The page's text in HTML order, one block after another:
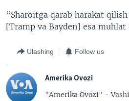
“Sharoitga qarab harakat
[Tramp va Bayden] esa muhlat
Ulashing Follow us
Amerika Ovozi
"Amerika Ovozi" -